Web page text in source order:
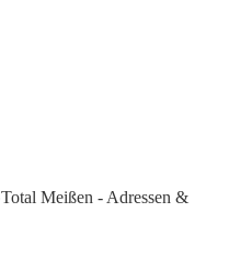
Total Meißen - Adressen &